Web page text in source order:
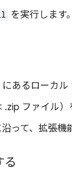
を実行します。
るローカル
ファイル）
って、拡張機
る